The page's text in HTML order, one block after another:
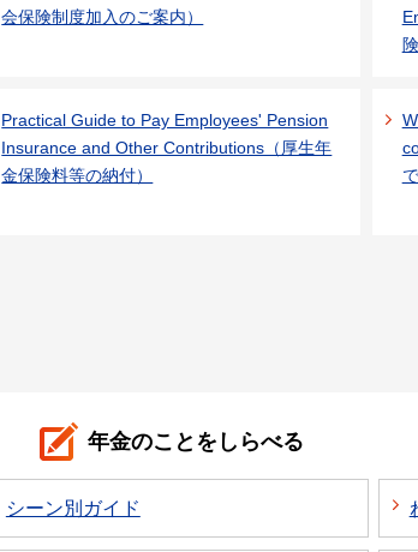
会保険制度加入のご案内）
Practical Guide to Pay Employees' Pension
Insurance and Other Contributions（厚生年
金保険料等の納付）
年金のことをしらべる
シーン別ガイド